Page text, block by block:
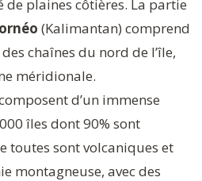
plaines côtières. La partie
(Kalimantan) comprend
chaînes du nord de l’île,
méridionale.
d’un immense
îles dont 90% sont
toutes sont volcaniques et
montagneuse, avec des